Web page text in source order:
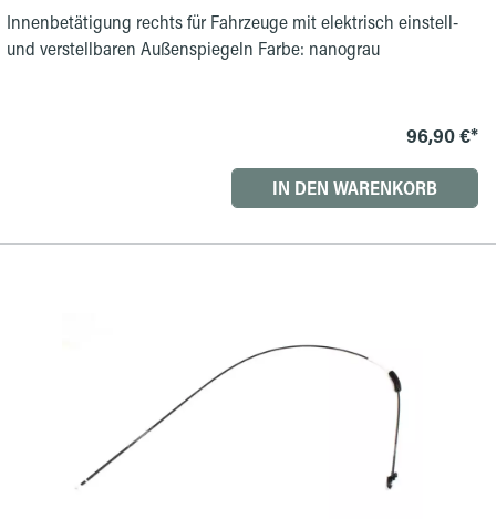
Innenbetätigung rechts für Fahrzeuge mit elektrisch einstell-
und verstellbaren Außenspiegeln Farbe: nanograu
96,90 €*
IN DEN WARENKORB